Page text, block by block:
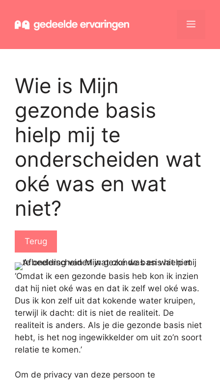
naar
Menu
Wie is Mijn
gezonde basis
hielp mij te
onderscheiden wat
oké was en wat
niet?
Terug
‘Omdat ik een gezonde basis heb kon ik inzien
dat hij niet oké was en dat ik zelf wel oké was.
Dus ik kon zelf uit dat kokende water kruipen,
terwijl ik dacht: dit is niet de realiteit. De
realiteit is anders. Als je die gezonde basis niet
hebt, is het nog ingewikkelder om uit zo’n soort
relatie te komen.’
Om de privacy van deze persoon te